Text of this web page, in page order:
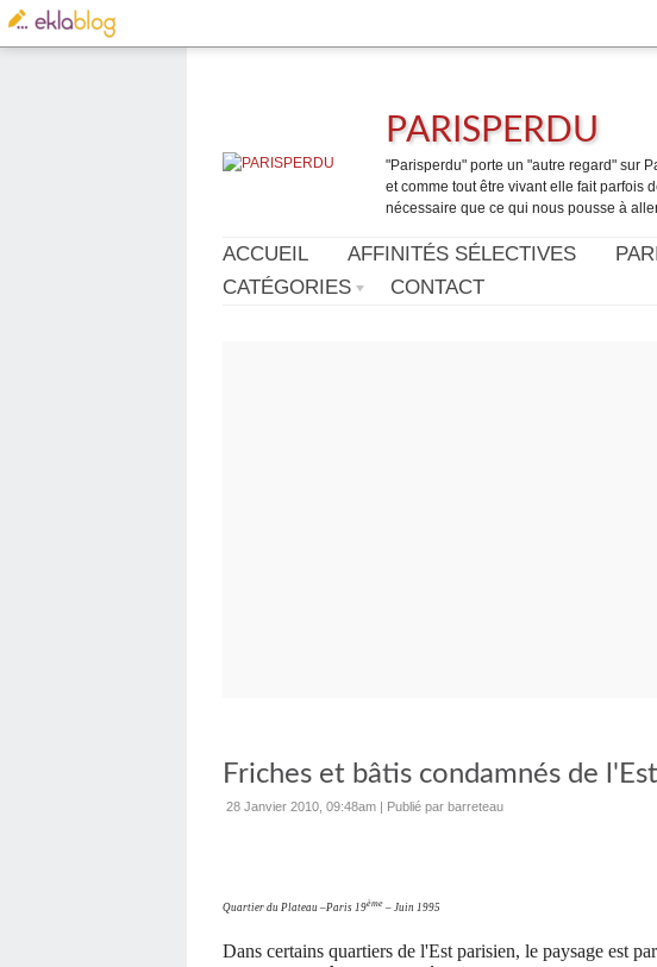
PARISPERDU
"Parisperdu" porte un "autre regard" sur
et comme tout être vivant elle fait parfois
nécessaire que ce qui nous pousse à
ACCUEIL AFFINITÉS SÉLECTIVES
CATÉGORIES
CONTACT
Friches et bâtis condamnés de
28 Janvier 2010, 09:48am | Publié par barreteau
Quartier du Plateau –Paris 19ème – Juin 1995
Dans certains quartiers de l'Est parisien, le paysage est